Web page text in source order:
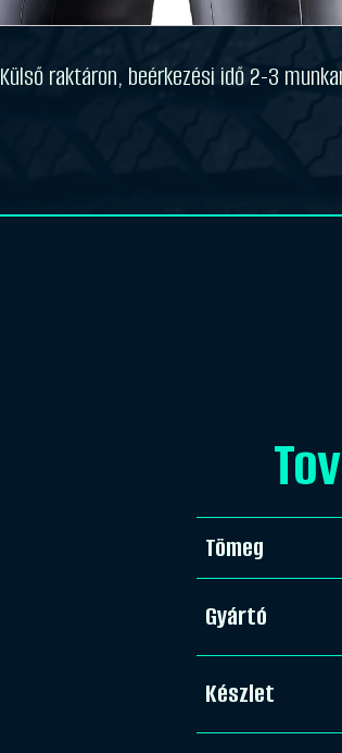
Külső raktáron, beérkezési idő 2-3
Tömeg
Gyártó
Készlet